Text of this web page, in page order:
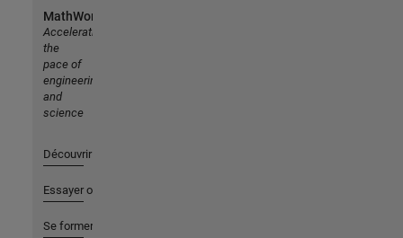
MathWorks
Accelerating
the
pace of
engineering
and
science
Découvrir les produits
Essayer ou acheter
Se former